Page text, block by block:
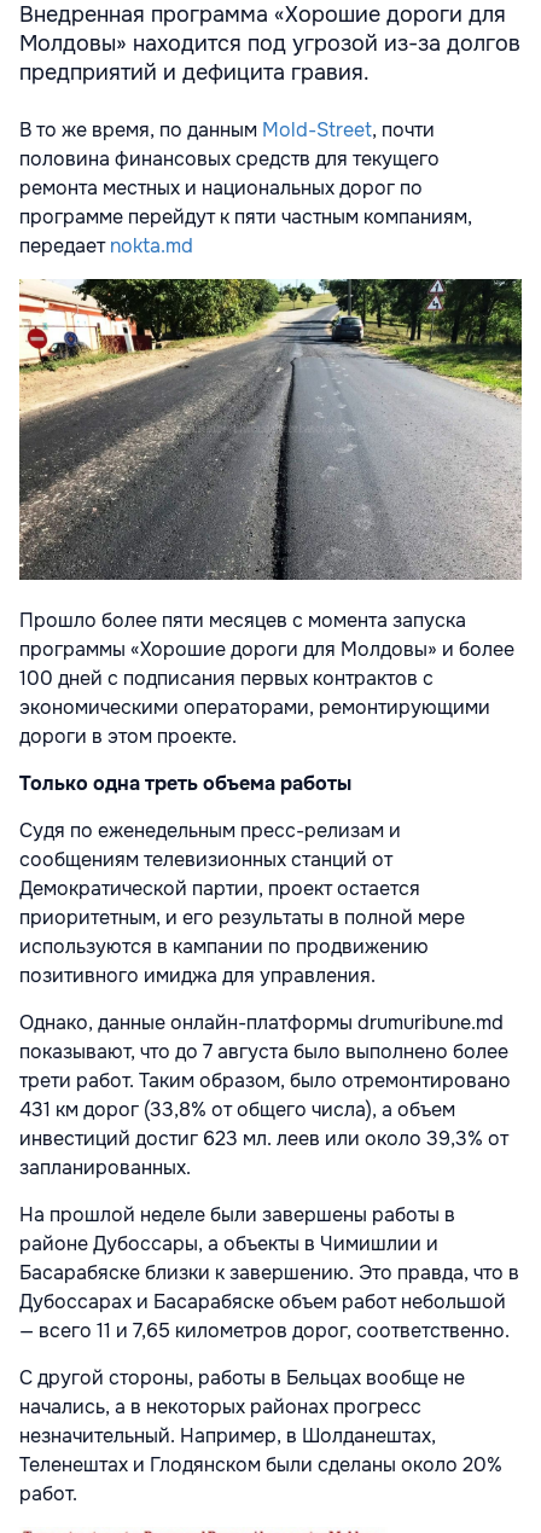
Внедренная программа «Хорошие дороги для
Молдовы» находится под угрозой из-за долгов
предприятий и дефицита гравия.
В то же время, по данным Mold-Street, почти
половина финансовых средств для текущего
ремонта местных и национальных дорог по
программе перейдут к пяти частным компаниям,
передаетnokta.md
Прошло более пяти месяцев с момента запуска
программы «Хорошие дороги для Молдовы» и более
100 дней с подписания первых контрактов с
экономическими операторами, ремонтирующими
дороги в этом проекте.
Только одна треть объема работы
Судя по еженедельным пресс-релизам и
сообщениям телевизионных станций от
Демократической партии, проект остается
приоритетным, и его результаты в полной мере
используются в кампании по продвижению
позитивного имиджа для управления.
Однако, данные онлайн-платформы drumuribune.md
показывают, что до 7 августа было выполнено более
трети работ. Таким образом, было отремонтировано
431 км дорог (33,8% от общего числа), а объем
инвестиций достиг 623 мл. леев или около 39,3% от
запланированных.
На прошлой неделе были завершены работы в
районе Дубоссары, а объекты в Чимишлии и
Басарабяскеблизки к завершению. Это правда, что в
Дубоссарах и Басарабяске объем работ небольшой
— всего 11 и 7,65 километров дорог, соответственно.
С другой стороны, работы в Бельцах вообще не
начались, а в некоторых районах прогресс
незначительный. Например, в Шолданештах,
Теленештах и Глодянском были сделаны около 20%
работ.